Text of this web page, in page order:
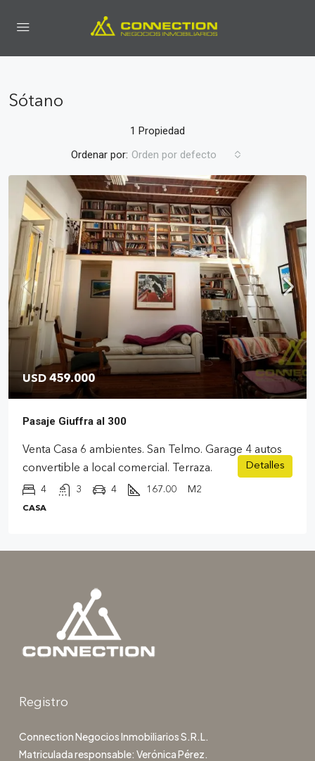
Sótano
1 Propiedad
Ordenar por: Orden por defecto
USD 459.000
Pasaje Giuffra al 300
Venta Casa 6 ambientes. San Telmo. Garage 4 autos
convertible a local comercial. Terraza.
4 3 4 167.00 M2
CASA
Detalles
Registro
Connection Negocios Inmobiliarios S.R.L.
Matriculada responsable: Verónica Pérez.